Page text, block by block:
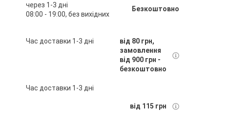
через 1-3 дні
08:00 - 19:00, без вихідних
Безкоштовно
Час доставки 1-3 дні
від 80 грн,
замовлення
від 900 грн -
безкоштовно
Час доставки 1-3 дні
від 115 грн